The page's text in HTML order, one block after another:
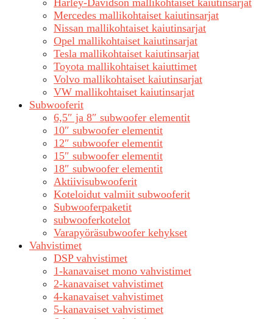
Harley-Davidson mallikohtaiset kaiutinsarjat
Mercedes mallikohtaiset kaiutinsarjat
Nissan mallikohtaiset kaiutinsarjat
Opel mallikohtaiset kaiutinsarjat
Tesla mallikohtaiset kaiutinsarjat
Toyota mallikohtaiset kaiuttimet
Volvo mallikohtaiset kaiutinsarjat
VW mallikohtaiset kaiutinsarjat
Subwooferit
6,5″ ja 8″ subwoofer elementit
10″ subwoofer elementit
12″ subwoofer elementit
15″ subwoofer elementit
18″ subwoofer elementit
Aktiivisubwooferit
Koteloidut valmiit subwooferit
Subwooferpaketit
subwooferkotelot
Varapyöräsubwoofer kehykset
Vahvistimet
DSP vahvistimet
1-kanavaiset mono vahvistimet
2-kanavaiset vahvistimet
4-kanavaiset vahvistimet
5-kanavaiset vahvistimet